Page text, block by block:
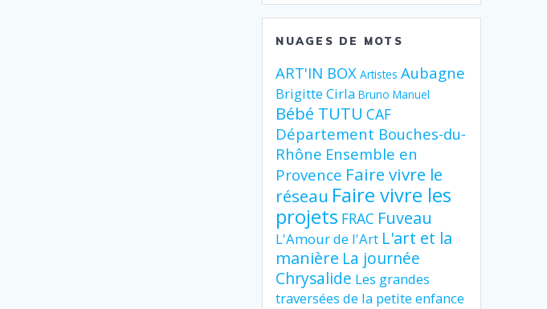
NUAGES DE MOTS
ART'IN BOX Artistes Aubagne
Brigitte Cirla Bruno Manuel
Bébé TUTU CAF
Département Bouches-du-
Rhône Ensemble en
Provence Faire vivre le
réseau Faire vivre les
projets FRAC Fuveau
L'Amour de l'Art L'art et la
manière La journée
Chrysalide Les grandes
traversées de la petite enfance